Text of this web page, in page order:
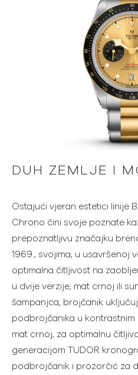
DUH ZEMLJE I
Ostajući vjeran estetici linije
Chrono čini svoje poznate
prepoznatljivu značajku
1969., svojima, u usavršenoj
optimalna čitljivost na
u dvije verzije, mat crnoj ili
šampanjca, brojčanik
podbrojčanika u kontrastnim
mat crnoj, za optimalnu
generacijom TUDOR
podbrojčanik i prozorčić za